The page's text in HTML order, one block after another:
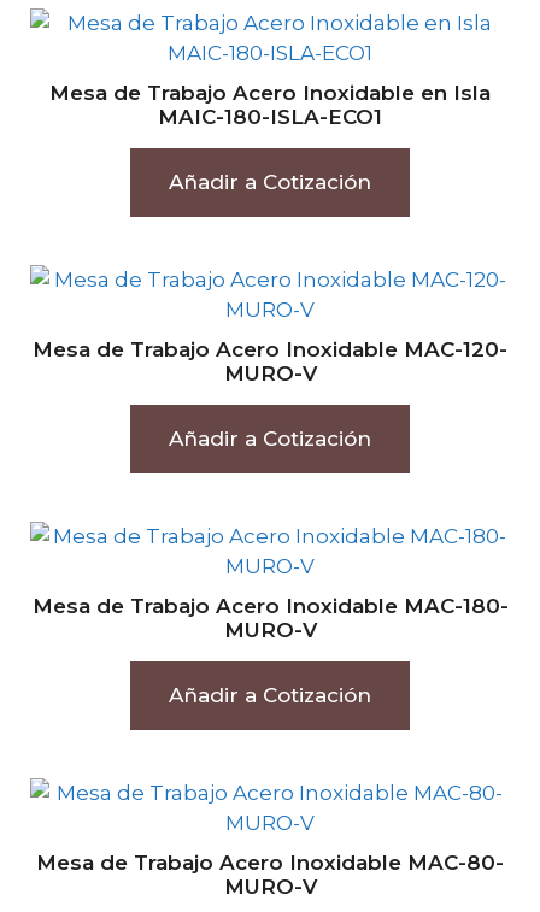
Mesa de Trabajo Acero Inoxidable en Isla
MAIC-180-ISLA-ECO1
Añadir a Cotización
Mesa de Trabajo Acero Inoxidable MAC-120-
MURO-V
Añadir a Cotización
Mesa de Trabajo Acero Inoxidable MAC-180-
MURO-V
Añadir a Cotización
Mesa de Trabajo Acero Inoxidable MAC-80-
MURO-V